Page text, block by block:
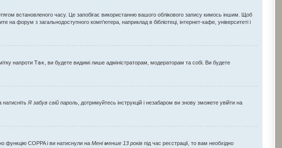
встановленого часу. Це запобігає використанню вашого облікового запису кимось іншим. Щоб
форум з загальнодоступного комп'ютера, наприклад в бібліотеці, інтернет-кафе, університеті і
напротиТак , ви будете видимі лише адміністраторам, модераторам та собі. Ви будете
натиснітьЯ забув свій пароль, дотримуйтесь інструкцій і незабаром ви знову зможете увійти на
функцію COPPA і ви натиснули наМені менше 13 років під час реєстрації, то вам необхідно